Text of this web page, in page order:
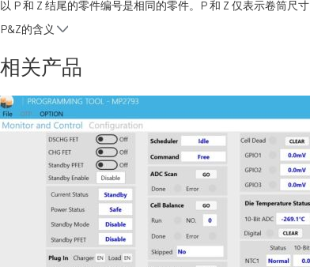
以 P 和 Z 结尾的零件编号是相同的零件。P 和 Z 仅表示卷筒尺寸
P&Z的含义
相关产品